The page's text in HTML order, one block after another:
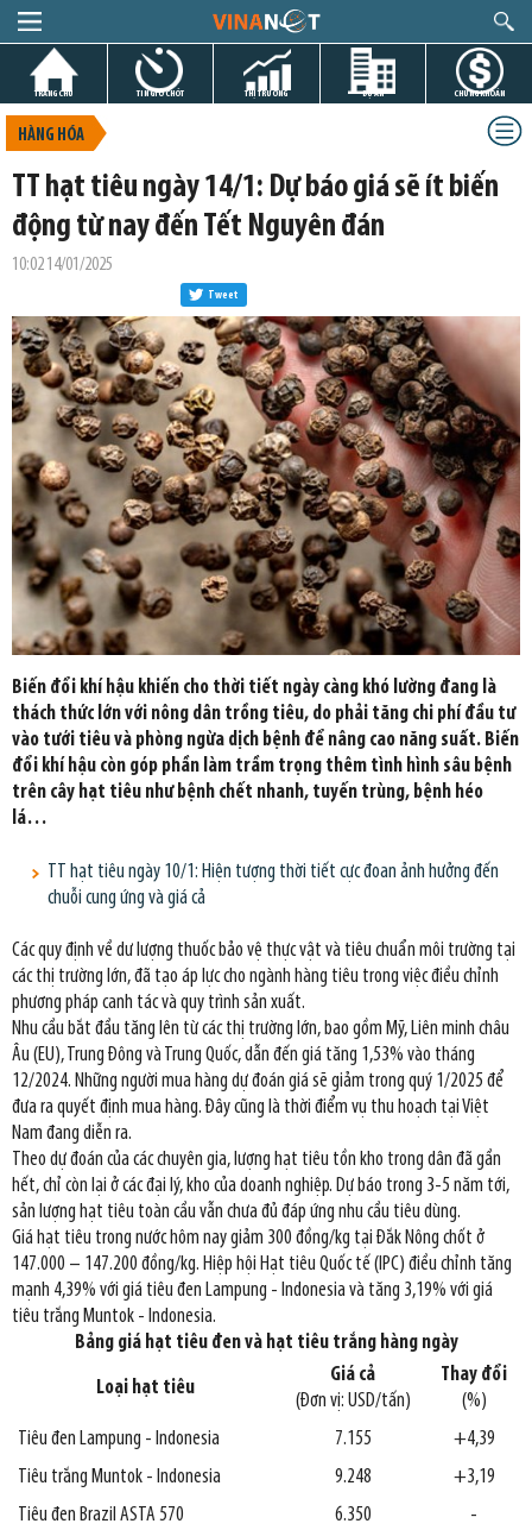
TRANG CHỦ TIN GIỜ CHÓT THỊ TRƯỜNG DỰ ÁN CHỨNG KHOÁN
HÀNG HÓA
TT hạt tiêu ngày 14/1: Dự báo giá sẽ ít biến
động từ nay đến Tết Nguyên đán
10:02 14/01/2025
Tweet
Biến đổi khí hậu khiến cho thời tiết ngày càng khó lường đang là
thách thức lớn với nông dân trồng tiêu, do phải tăng chi phí đầu tư
vào tưới tiêu và phòng ngừa dịch bệnh để nâng cao năng suất. Biến
đổi khí hậu còn góp phần làm trầm trọng thêm tình hình sâu bệnh
trên cây hạt tiêu như bệnh chết nhanh, tuyến trùng, bệnh héo
lá…
TT hạt tiêu ngày 10/1: Hiện tượng thời tiết cực đoan ảnh hưởng đến
chuỗi cung ứng và giá cả
Các quy định về dư lượng thuốc bảo vệ thực vật và tiêu chuẩn môi trường tại
các thị trường lớn, đã tạo áp lực cho ngành hàng tiêu trong việc điều chỉnh
phương pháp canh tác và quy trình sản xuất.
Nhu cầu bắt đầu tăng lên từ các thị trường lớn, bao gồm Mỹ, Liên minh châu
Âu (EU), Trung Đông và Trung Quốc, dẫn đến giá tăng 1,53% vào tháng
12/2024. Những người mua hàng dự đoán giá sẽ giảm trong quý 1/2025 để
đưa ra quyết định mua hàng. Đây cũng là thời điểm vụ thu hoạch tại Việt
Nam đang diễn ra.
Theo dự đoán của các chuyên gia, lượng hạt tiêu tồn kho trong dân đã gần
hết, chỉ còn lại ở các đại lý, kho của doanh nghiệp. Dự báo trong 3-5 năm tới,
sản lượng hạt tiêu toàn cầu vẫn chưa đủ đáp ứng nhu cầu tiêu dùng.
Giá hạt tiêu trong nước hôm nay giảm 300 đồng/kg tại Đắk Nông chốt ở
147.000 – 147.200 đồng/kg. Hiệp hội Hạt tiêu Quốc tế (IPC) điều chỉnh tăng
mạnh 4,39% với giá tiêu đen Lampung - Indonesia và tăng 3,19% với giá
tiêu trắng Muntok - Indonesia.
Bảng giá hạt tiêu đen và hạt tiêu trắng hàng ngày
Loại hạt tiêu
Giá cả
(Đơn vị: USD/tấn)
Thay đổi
(%)
Tiêu đen Lampung - Indonesia
7.155
+4,39
Tiêu trắng Muntok - Indonesia
9.248
+3,19
Tiêu đen Brazil ASTA 570
6.350
-